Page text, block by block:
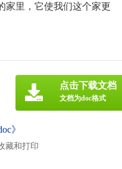
家里，它使我们这个家更
》
藏和打印
点击下载文档
文档为doc格式